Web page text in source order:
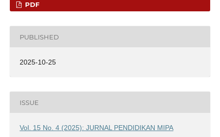
PDF
PUBLISHED
2025-10-25
ISSUE
Vol. 15 No. 4 (2025): JURNAL PENDIDIKAN MIPA